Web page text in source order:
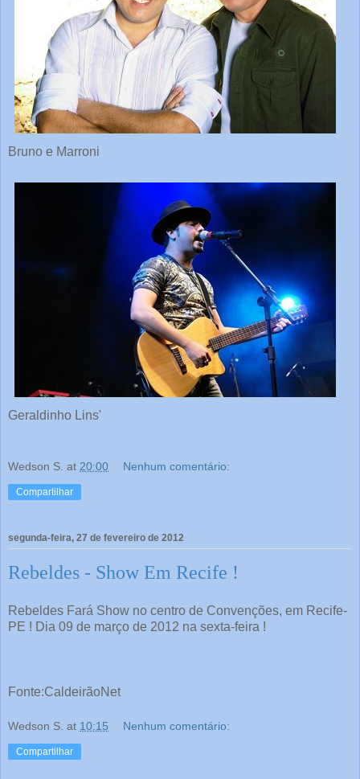
Bruno e Marroni
Geraldinho Lins'
Wedson S. at 20:00 Nenhum comentário:
Compartilhar
segunda-feira, 27 de fevereiro de 2012
Rebeldes - Show Em Recife !
Rebeldes Fará Show no centro de Convenções, em Recife-
PE ! Dia 09 de março de 2012 na sexta-feira !
Fonte:CaldeirãoNet
Wedson S. at 10:15 Nenhum comentário:
Compartilhar